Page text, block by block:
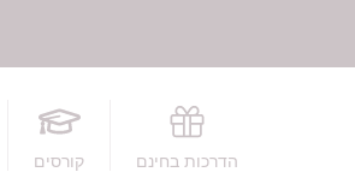
הדרכות בחינם קורסים